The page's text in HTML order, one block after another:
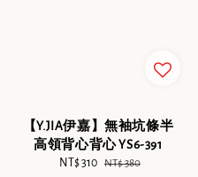
【Y.JIA伊嘉】無袖坑條半
高領背心背心 YS6-391
Sale
NT$ 310 Regular
NT$ 380